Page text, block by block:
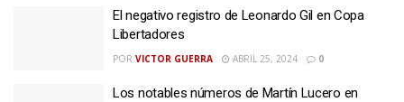
El negativo registro de Leonardo Gil en Copa
Libertadores
POR VICTOR GUERRA ABRIL 25, 2024 0
Los notables números de Martín Lucero en